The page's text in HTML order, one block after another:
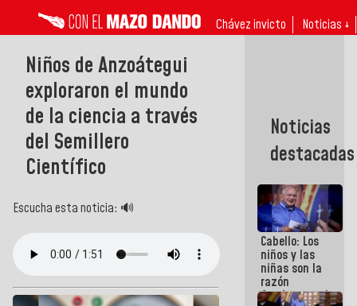
Chávez invicto Noticias ↓
Niños de Anzoátegui
exploraron el mundo
de la ciencia a través
del Semillero
Científico
Escucha esta noticia: 🔊
Noticias
destacadas
Cabello: Los
niños y las
niñas son la
razón
fundamental